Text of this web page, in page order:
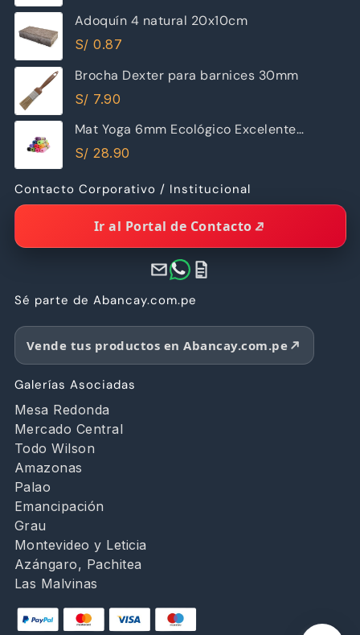
Adoquín 4 natural 20x10cm
S/ 0.87
Brocha Dexter para barnices 30mm
S/ 7.90
Mat Yoga 6mm Ecológico Excelente
Calidad
S/ 28.90
Contacto Corporativo / Institucional
Ir al Portal de Contacto
Sé parte de Abancay.com.pe
Vende tus productos en Abancay.com.pe
Galerías Asociadas
Mesa Redonda
Mercado Central
Todo Wilson
Amazonas
Palao
Emancipación
Grau
Montevideo y Leticia
Azángaro, Pachitea
Las Malvinas